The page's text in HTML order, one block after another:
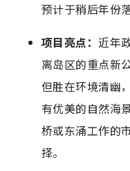
预计于稍后年份落
项目亮点：近年
离岛区的重点新
但胜在环境清幽
有优美的自然海
桥或东涌工作的
择。